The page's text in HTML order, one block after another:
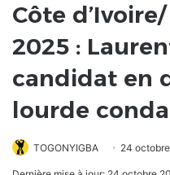
Côte
2025 :
candidat en
lourde
TOGONYIGBA 24